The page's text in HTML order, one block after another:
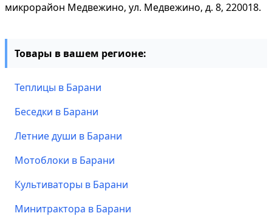
микрорайон Медвежино, ул. Медвежино, д. 8, 220018.
Товары в вашем регионе:
Теплицы в Барани
Беседки в Барани
Летние души в Барани
Мотоблоки в Барани
Культиваторы в Барани
Минитрактора в Барани